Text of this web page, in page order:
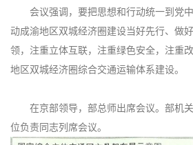
会议强调，要把思想和行动统一到党
动成渝地区双城经济圈建设当好先行、做
领，注重立体互联，注重绿色安全，注重
地区双城经济圈综合交通运输体系建设。
在京部领导，部总师出席会议。部机
位负责同志列席会议。